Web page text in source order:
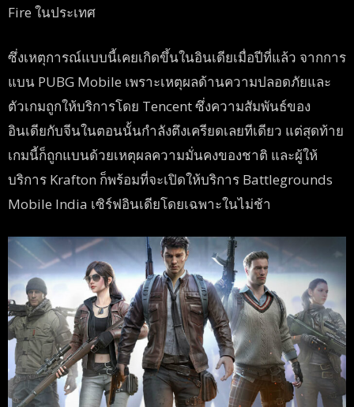
Fire ในประเทศ
ซึ่งเหตุการณ์แบบนี้เคยเกิดขึ้นในอินเดียเมื่อปีที่แล้ว จากการ
แบน PUBG Mobile เพราะเหตุผลด้านความปลอดภัยและ
ตัวเกมถูกให้บริการโดย Tencent ซึ่งความสัมพันธ์ของ
อินเดียกับจีนในตอนนั้นกำลังตึงเครียดเลยทีเดียว แต่สุดท้าย
เกมนี้ก็ถูกแบนด้วยเหตุผลความมั่นคงของชาติ และผู้ให้
บริการ Krafton ก็พร้อมที่จะเปิดให้บริการ Battlegrounds
Mobile India เซิร์ฟอินเดียโดยเฉพาะในไม่ช้า